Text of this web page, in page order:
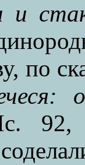
и
по
92,